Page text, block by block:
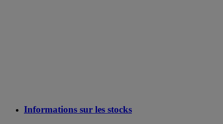
Informations sur les stocks